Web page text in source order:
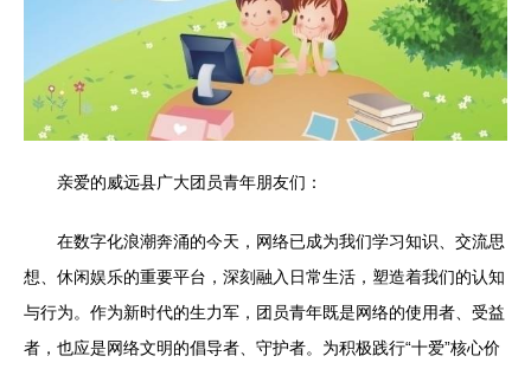
亲爱的威远县广大团员青年朋友们：
在数字化浪潮奔涌的今天，网络已成为我们学习知识、交流思
想、休闲娱乐的重要平台，深刻融入日常生活，塑造着我们的认知
与行为。作为新时代的生力军，团员青年既是网络的使用者、受益
者，也应是网络文明的倡导者、守护者。为积极践行“十爱”核心价